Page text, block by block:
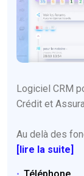
Logiciel CRM
Crédit et
Au delà des
[lire la suite]